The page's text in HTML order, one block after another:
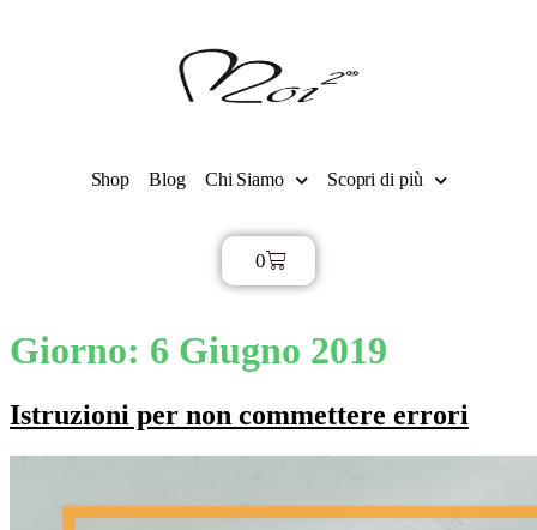
Shop Blog Chi Siamo Scopri di più
0
Giorno: 6 Giugno 2019
Istruzioni per non commettere errori